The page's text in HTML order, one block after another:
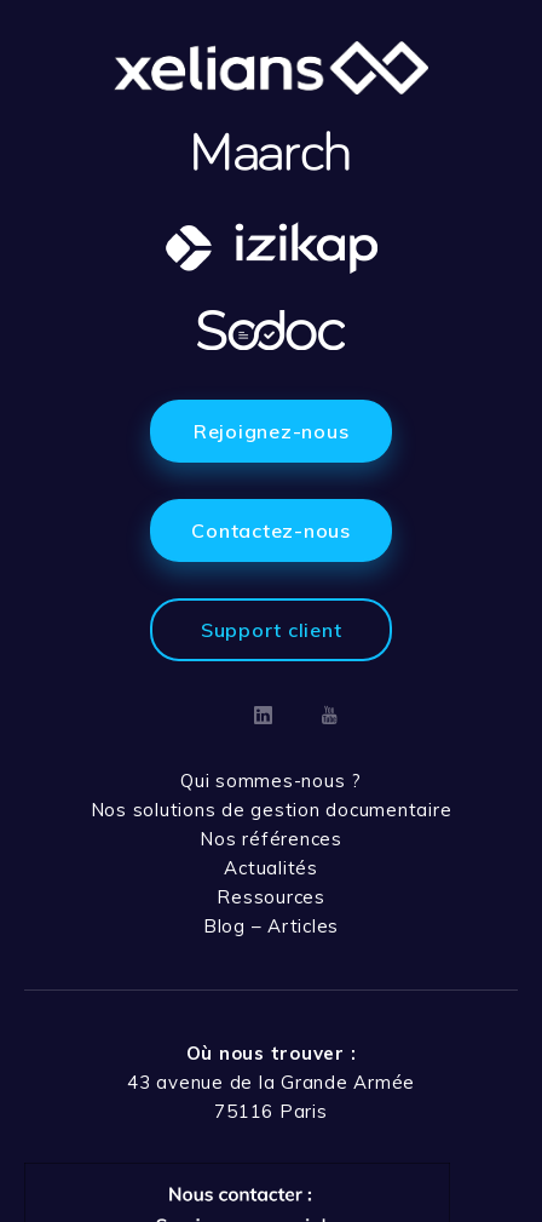
Rejoignez-nous
Contactez-nous
Support client
LinkedinYoutube
Qui sommes-nous ?
Nos solutions de gestion documentaire
Nos références
Actualités
Ressources
Blog – Articles
Où nous trouver :
43 avenue de la Grande Armée
75116 Paris